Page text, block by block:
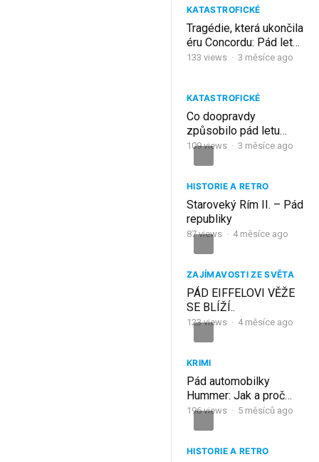
KATASTROFICKÉ
Tragédie, která ukončila
éru Concordu: Pád letu
Air France 4590
133 views · 3 měsíce ago
KATASTROFICKÉ
Co doopravdy
způsobilo pád letu
TWA 800?!
109views · 3 měsíce ago
HISTORIE A RETRO
Staroveký Rím II. – Pád
republiky
87views · 4 měsíce ago
ZAJÍMAVOSTI ZE SVĚTA
PÁD EIFFELOVI VĚŽE
SE BLÍŽÍ..
123views · 4 měsíce ago
KRIMI
Pád automobilky
Hummer: Jak a proč
zmizela tahle americká
196views · 5 měsíců ago
HISTORIE A RETRO